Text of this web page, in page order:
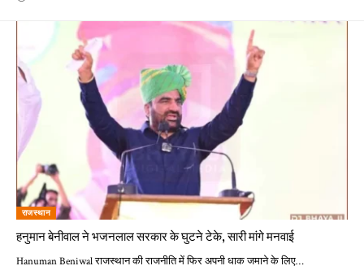
राजस्थान
हनुमान बेनीवाल ने भजनलाल सरकार के घुटने टेके, सारी मांगे मनवाई
Hanuman Beniwal राजस्थान की राजनीति में फिर अपनी धाक जमाने के लिए…